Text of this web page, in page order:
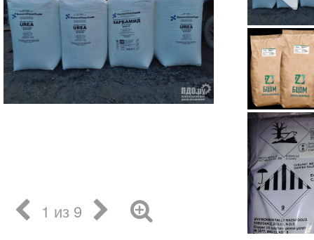
1 из 9